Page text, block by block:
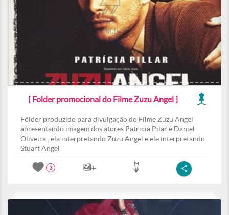
[ Folder promocional do Filme Zuzu Angel ]
Fôlder produzido para divulgação do Filme Zuzu Angel
apresentando imagem dos atores Patricia Pilar e Daniel
Oliveira , ela interpretando Zuzu Angel e ele interpretando
Stuart Angel
3